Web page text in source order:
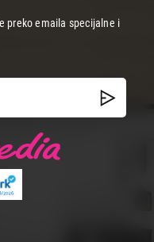
preko emaila specijalne i